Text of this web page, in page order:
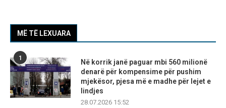
MË TË LEXUARA
1
Në korrik janë paguar mbi 560 milionë
denarë për kompensime për pushim
mjekësor, pjesa më e madhe për lejet e
lindjes
28.07.2026 15:52